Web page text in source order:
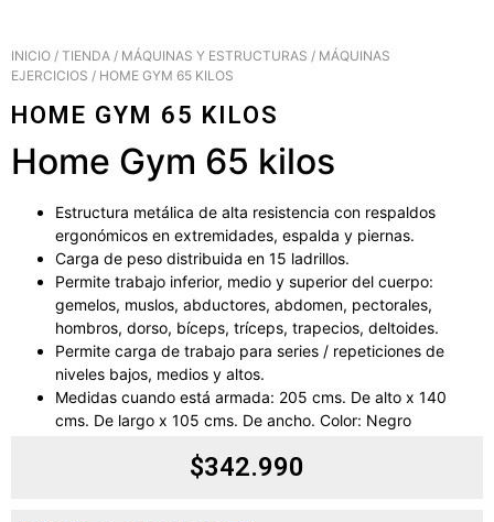
INICIO / TIENDA / MÁQUINAS Y ESTRUCTURAS / MÁQUINAS
EJERCICIOS / HOME GYM 65 KILOS
HOME GYM 65 KILOS
Home Gym 65 kilos
Estructura metálica de alta resistencia con respaldos
ergonómicos en extremidades, espalda y piernas.
Carga de peso distribuida en 15 ladrillos.
Permite trabajo inferior, medio y superior del cuerpo:
gemelos, muslos, abductores, abdomen, pectorales,
hombros, dorso, bíceps, tríceps, trapecios, deltoides.
Permite carga de trabajo para series / repeticiones de
niveles bajos, medios y altos.
Medidas cuando está armada: 205 cms. De alto x 140
cms. De largo x 105 cms. De ancho. Color: Negro
$342.990